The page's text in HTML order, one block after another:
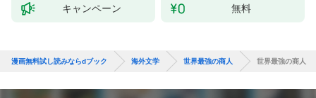
キャンペーン 無料
漫画無料試し読みならdブック 海外文学 世界最強の商人 世界最強の商人